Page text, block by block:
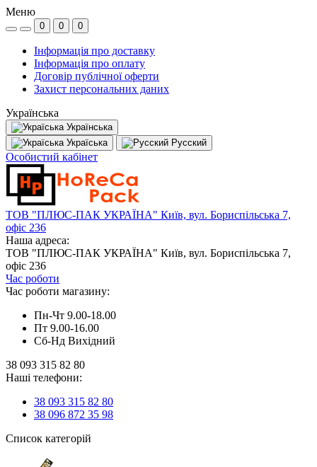
Меню
0 0 0
Інформація про доставку
Інформація про оплату
Договір публічної оферти
Захист персональних даних
Українська
Українська
Україська
Русский
Особистий кабінет
ТОВ "ПЛЮС-ПАК УКРАЇНА" Київ, вул. Бориспільська 7,
офіс 236
Наша адреса:
ТОВ "ПЛЮС-ПАК УКРАЇНА" Київ, вул. Бориспільська 7,
офіс 236
Час роботи
Час роботи магазину:
Пн-Чт 9.00-18.00
Пт 9.00-16.00
Сб-Нд Вихідний
38 093 315 82 80
Наші телефони:
38 093 315 82 80
38 096 872 35 98
Список категорій